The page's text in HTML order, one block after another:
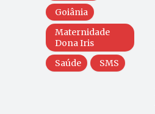
Goiânia
Maternidade
Dona Iris
Saúde
SMS